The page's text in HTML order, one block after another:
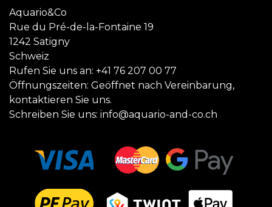
Aquario&Co
Rue du Pré-de-la-Fontaine 19
1242 Satigny
Schweiz
Rufen Sie uns an: +41 76 207 00 77
Öffnungszeiten: Geöffnet nach Vereinbarung,
kontaktieren Sie uns.
Schreiben Sie uns: info@aquario-and-co.ch